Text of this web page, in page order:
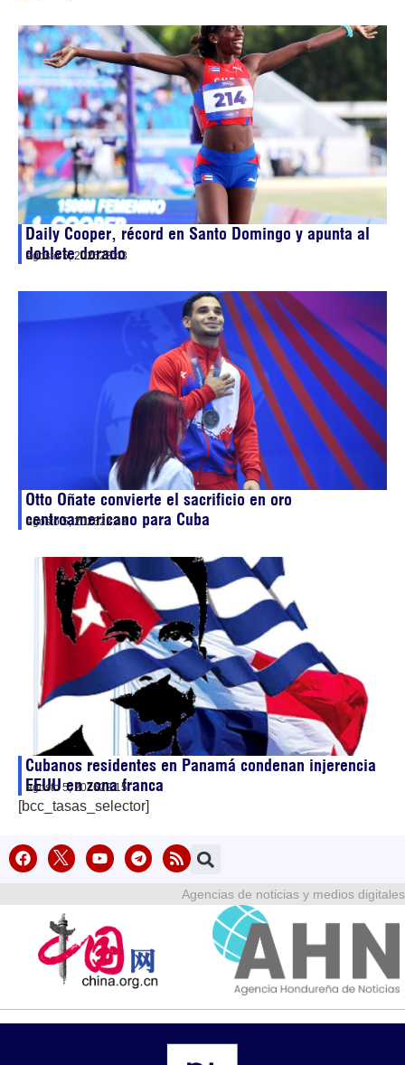
Daily Cooper, récord en Santo Domingo y apunta al
doblete dorado
agosto 5, 202623:43
Otto Oñate convierte el sacrificio en oro
centroamericano para Cuba
agosto 5, 202622:43
Cubanos residentes en Panamá condenan injerencia
EEUU en zona franca
agosto 5, 202622:15
[bcc_tasas_selector]
Agencias de noticias y medios digitales